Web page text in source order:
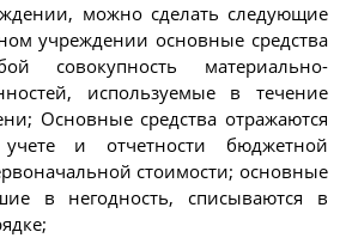
можно сделать следующие
учреждении основные средства
совокупность материально-
используемые в течение
Основные средства отражаются
учете и отчетности бюджетной
стоимости; основные
в негодность, списываются в